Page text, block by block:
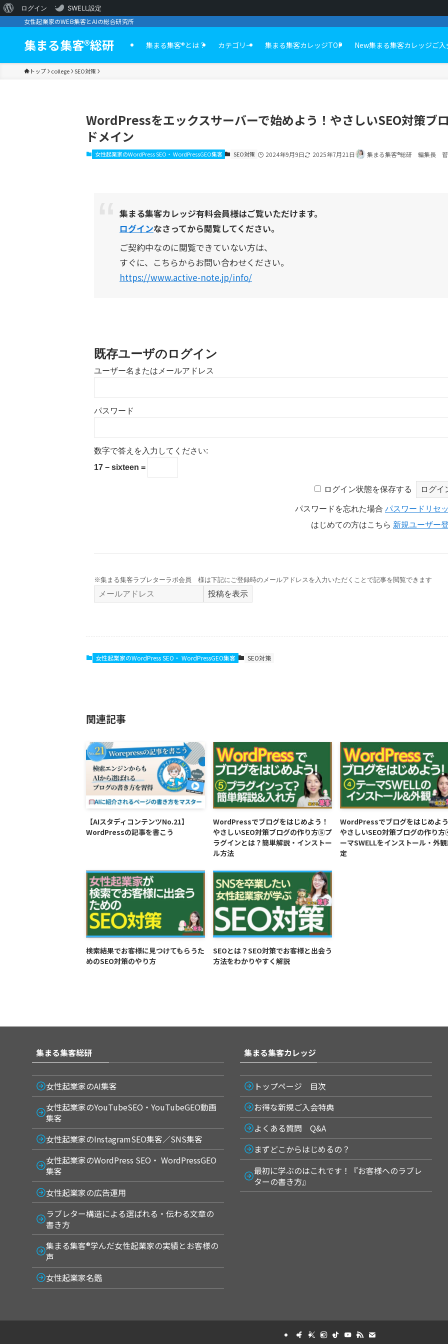
WordPress
ログイン SWELL設定
女性起業家のWEB集客とAIの総合研究所
集まる集客®︎総研 集まる集客®️とは？ カテゴリー 集まる集客カレッジTOP New集まる集客カレッジご入
トップ college SEO対策
WordPressをエックスサーバーで始めよう！やさしいSEO対策ブ
ドメイン
女性起業家のWordPress SEO・ WordPressGEO集客 SEO対策 2024年9月9日 2025年7月21日 集まる集客®総研 編集長 菅
集まる集客カレッジ有料会員様はご覧いただけます。
ログインなさってから閲覧してください。
ご契約中なのに閲覧できていない方は、
すぐに、こちらからお問い合わせください。
https://www.active-note.jp/info/
既存ユーザのログイン
ユーザー名またはメールアドレス
パスワード
数字で答えを入力してください:
17 − sixteen =
ログイン状態を保存する
パスワードを忘れた場合 パスワードリセ
はじめての方はこちら 新規ユーザー
※集まる集客ラブレターラボ会員 様は下記にご登録時のメールアドレスを入力いただくことで記事を閲覧できます
投稿を表示
女性起業家のWordPress SEO・ WordPressGEO集客 SEO対策
関連記事
【AIスタディコンテンツNo.21】
WordPressの記事を書こう
WordPressでブログをはじめよう！
やさしいSEO対策ブログの作り方⑤プ
ラグインとは？簡単解説・インストー
ル方法
WordPressでブログをはじめよう
やさしいSEO対策ブログの作り
ーマSWELLをインストール・外
定
検索結果でお客様に見つけてもらうた
めのSEO対策のやり方
SEOとは？SEO対策でお客様と出会う
方法をわかりやすく解説
集まる集客総研
女性起業家のAI集客
女性起業家のYouTubeSEO・YouTubeGEO動画
集客
女性起業家のInstagramSEO集客／SNS集客
女性起業家のWordPress SEO・ WordPressGEO
集客
女性起業家の広告運用
ラブレター構造による選ばれる・伝わる文章の
書き方
集まる集客®学んだ女性起業家の実績とお客様の
声
女性起業家名鑑
集まる集客カレッジ
トップページ 目次
お得な新規ご入会特典
よくある質問 Q&A
まずどこからはじめるの？
最初に学ぶのはこれです！『お客様へのラブレ
ターの書き方』